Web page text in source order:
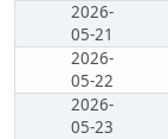
2026-
05-21
2026-
05-22
2026-
05-23